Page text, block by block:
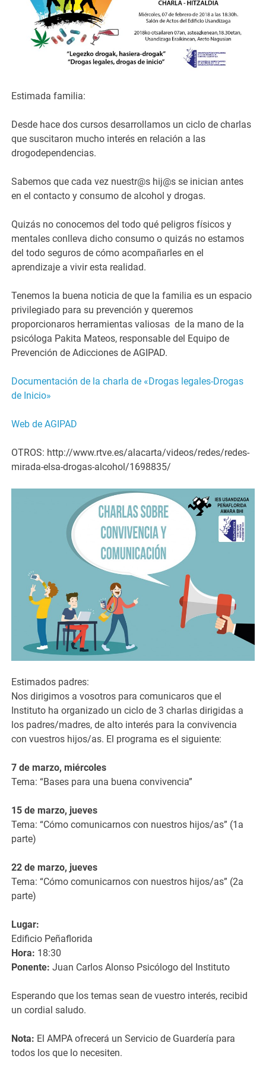
Estimada familia:
Desde hace dos cursos desarrollamos un ciclo de charlas
que suscitaron mucho interés en relación a las
drogodependencias.
Sabemos que cada vez nuestr@s hij@s se inician antes
en el contacto y consumo de alcohol y drogas.
Quizás no conocemos del todo qué peligros físicos y
mentales conlleva dicho consumo o quizás no estamos
del todo seguros de cómo acompañarles en el
aprendizaje a vivir esta realidad.
Tenemos la buena noticia de que la familia es un espacio
privilegiado para su prevención y queremos
proporcionaros herramientas valiosas de la mano de la
psicóloga Pakita Mateos, responsable del Equipo de
Prevención de Adicciones de AGIPAD.
Documentación de la charla de «Drogas legales-Drogas
de Inicio»
Web de AGIPAD
OTROS: http://www.rtve.es/alacarta/videos/redes/redes-
mirada-elsa-drogas-alcohol/1698835/
Estimados padres:
Nos dirigimos a vosotros para comunicaros que el
Instituto ha organizado un ciclo de 3 charlas dirigidas a
los padres/madres, de alto interés para la convivencia
con vuestros hijos/as. El programa es el siguiente:
7 de marzo, miércoles
Tema: “Bases para una buena convivencia”
15 de marzo, jueves
Tema: “Cómo comunicarnos con nuestros hijos/as” (1a
parte)
22 de marzo, jueves
Tema: “Cómo comunicarnos con nuestros hijos/as” (2a
parte)
Lugar:
Edificio Peñaflorida
Hora: 18:30
Ponente: Juan Carlos Alonso Psicólogo del Instituto
Esperando que los temas sean de vuestro interés, recibid
un cordial saludo.
Nota: El AMPA ofrecerá un Servicio de Guardería para
todos los que lo necesiten.